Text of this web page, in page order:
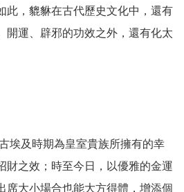
此，貔貅在古代歷史文化中，還有
開運、辟邪的功效之外，還有化太
埃及時期為皇室貴族所擁有的幸
財之效；時至今日，以優雅的金運
席大小場合也能大方得體，增添個